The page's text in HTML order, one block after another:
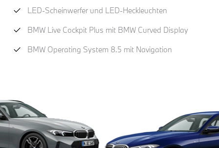
LED-Scheinwerfer und LED-Heckleuchten
BMW Live Cockpit Plus mit BMW Curved Display
BMW Operating System 8.5 mit Navigation